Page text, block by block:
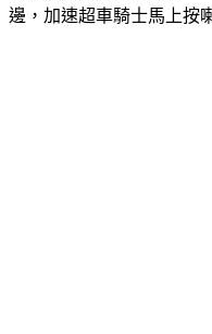
邊，加速超車騎士馬上按